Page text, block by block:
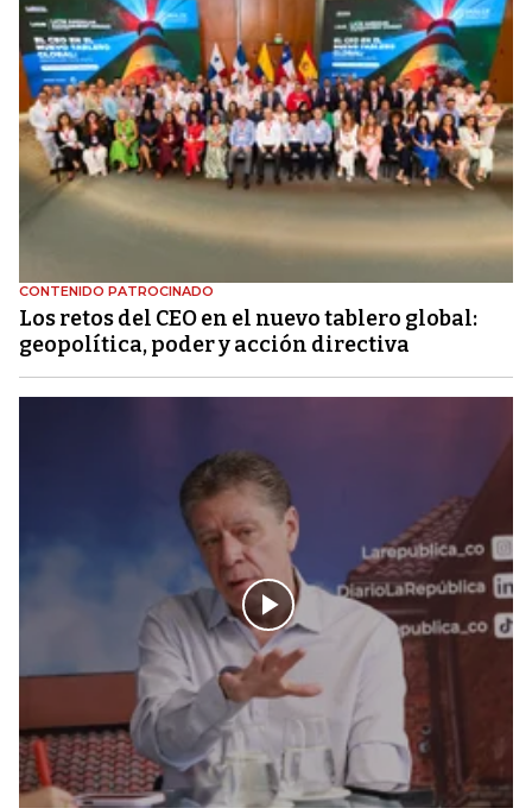
CONTENIDO PATROCINADO
Los retos del CEO en el nuevo tablero global:
geopolítica, poder y acción directiva